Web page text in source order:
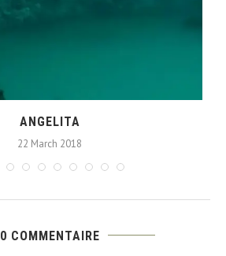
ANGELITA
22 March 2018
0 COMMENTAIRE